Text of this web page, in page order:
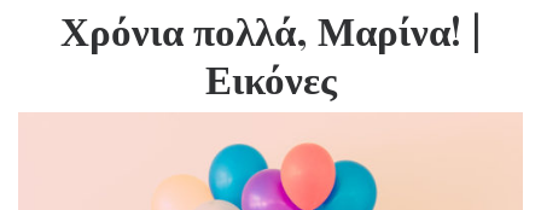
Χρόνια πολλά, Μαρίνα! |
Εικόνες